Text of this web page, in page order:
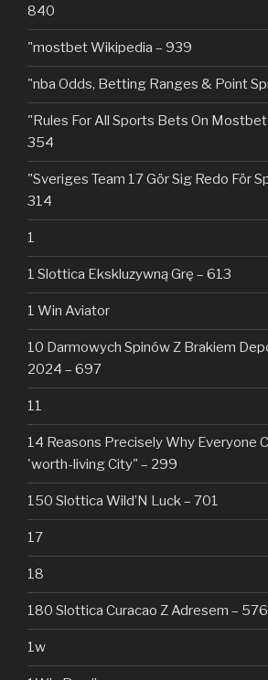
840
"mostbet Wikipedia – 939
"nba Odds, Betting Ranges & Point
"Rules For All Sports Bets On
354
"Sveriges Team 17 Gör Sig Redo För
314
1
1 Slottica Ekskluzywną Grę – 613
1 Win Aviator
10 Darmowych Spinów Z Brakiem
2024 – 697
11
14 Reasons Precisely Why Everyone
'worth-living City" – 299
150 Slottica Wild’N Luck – 701
17
18
180 Slottica Curacao Z Adresem – 576
1w